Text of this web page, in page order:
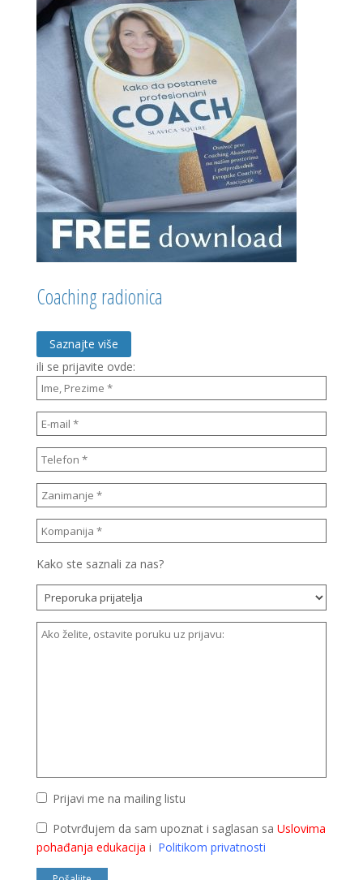
Coaching radionica
Saznajte više
ili se prijavite ovde:
Kako ste saznali za nas?
Prijavi me na mailing listu
Potvrđujem da sam upoznat i saglasan sa Uslovima
pohađanja edukacija i Politikom privatnosti